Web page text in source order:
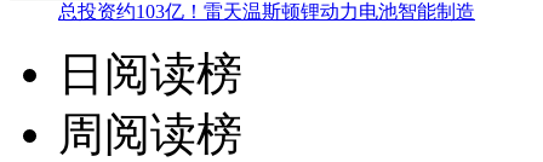
总投资约103亿！雷天温斯顿锂动力电池智能制造
日阅读榜
周阅读榜